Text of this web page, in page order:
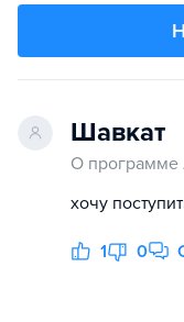
Шавкат
О программе
хочу
1 0